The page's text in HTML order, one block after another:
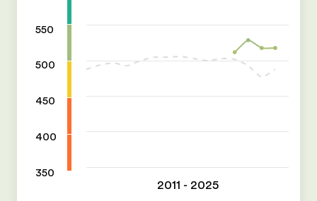
550
500
450
400
350
2011 - 2025